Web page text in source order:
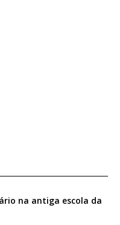
na antiga escola da